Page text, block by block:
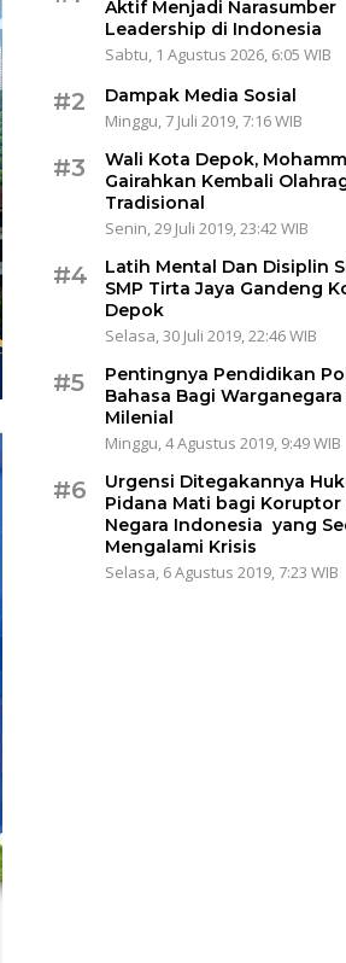
Aktif Menjadi Narasumber
Leadership di Indonesia
Sabtu, 1 Agustus 2026, 6:05 WIB
#2
Dampak Media Sosial
Minggu, 7 Juli 2019, 7:16 WIB
#3
Wali Kota Depok,
Gairahkan Kembali
Tradisional
Senin, 29 Juli 2019, 23:42 WIB
#4
Latih Mental Dan Disiplin
SMP Tirta Jaya Gandeng
Depok
Selasa, 30 Juli 2019, 22:46 WIB
#5
Pentingnya Pendidikan
Bahasa Bagi Warganegara
Milenial
Minggu, 4 Agustus 2019, 9:49 WIB
#6
Urgensi Ditegakannya
Pidana Mati bagi Koruptor
Negara Indonesia yang
Mengalami Krisis
Selasa, 6 Agustus 2019, 7:23 WIB